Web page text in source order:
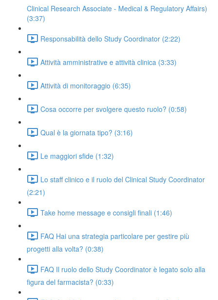
Clinical Research Associate - Medical & Regulatory Affairs)
(3:37)
Responsabilità dello Study Coordinator (2:22)
Attività amministrative e attività clinica (3:33)
Attività di monitoraggio (6:35)
Cosa occorre per svolgere questo ruolo? (0:58)
Qual è la giornata tipo? (3:16)
Le maggiori sfide (1:32)
Lo staff clinico e il ruolo del Clinical Study Coordinator
(2:21)
Take home message e consigli finali (1:46)
FAQ Hai una strategia particolare per gestire più
progetti alla volta? (0:38)
FAQ Il ruolo dello Study Coordinator è legato solo alla
figura del farmacista? (0:33)